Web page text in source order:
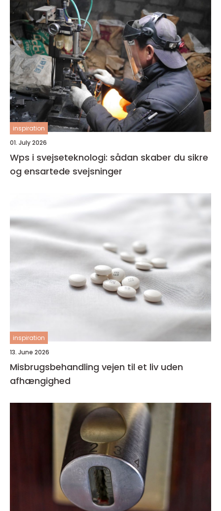
inspiration
01. July 2026
Wps i svejseteknologi: sådan skaber du sikre
og ensartede svejsninger
inspiration
13. June 2026
Misbrugsbehandling vejen til et liv uden
afhængighed